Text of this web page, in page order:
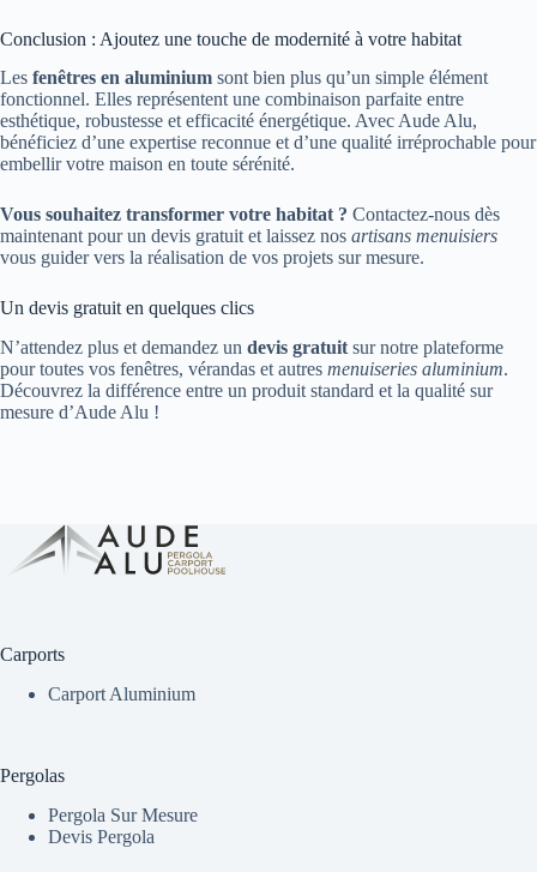
Conclusion : Ajoutez une touche de modernité à votre habitat
Les fenêtres en aluminium sont bien plus qu’un simple élément
fonctionnel. Elles représentent une combinaison parfaite entre
esthétique, robustesse et efficacité énergétique. Avec Aude Alu,
bénéficiez d’une expertise reconnue et d’une qualité irréprochable pour
embellir votre maison en toute sérénité.
Vous souhaitez transformer votre habitat ? Contactez-nous dès
maintenant pour un devis gratuit et laissez nos artisans menuisiers
vous guider vers la réalisation de vos projets sur mesure.
Un devis gratuit en quelques clics
N’attendez plus et demandez un devis gratuit sur notre plateforme
pour toutes vos fenêtres, vérandas et autres menuiseries aluminium.
Découvrez la différence entre un produit standard et la qualité sur
mesure d’Aude Alu !
Carports
Carport Aluminium
Pergolas
Pergola Sur Mesure
Devis Pergola